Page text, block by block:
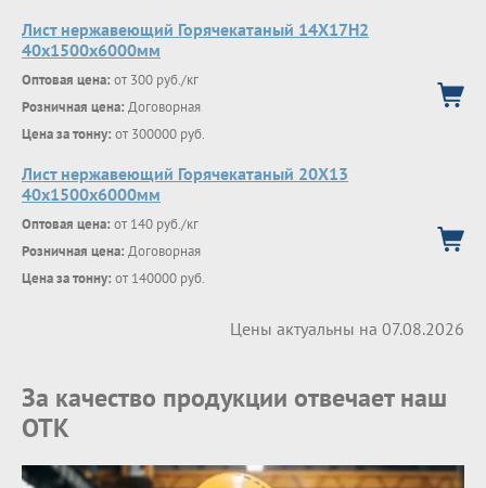
Лист нержавеющий Горячекатаный 14Х17Н2
40x1500x6000мм
Оптовая цена: от 300 руб./кг
Розничная цена: Договорная
Цена за тонну: от 300000 руб.
Лист нержавеющий Горячекатаный 20Х13
40x1500x6000мм
Оптовая цена: от 140 руб./кг
Розничная цена: Договорная
Цена за тонну: от 140000 руб.
Цены актуальны на 07.08.2026
За качество продукции отвечает наш
ОТК